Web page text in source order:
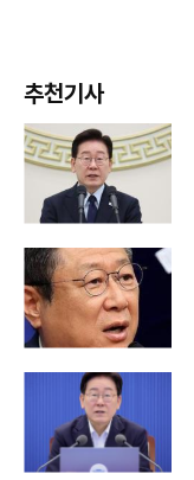
추천기사